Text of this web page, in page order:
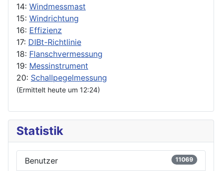
14: Windmessmast
15: Windrichtung
16: Effizienz
17: DIBt-Richtlinie
18: Flanschvermessung
19: Messinstrument
20: Schallpegelmessung
(Ermittelt heute um 12:24)
Statistik
Benutzer 11069